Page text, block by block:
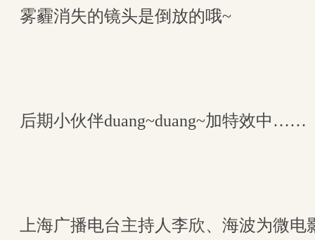
雾霾消失的镜头是倒放的哦~
后期小伙伴duang~duang~加特效中……
上海广播电台主持人李欣、海波为微电